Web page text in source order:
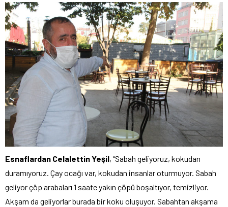
Esnaflardan Celalettin Yeşil, “Sabah geliyoruz, kokudan
duramıyoruz. Çay ocağı var, kokudan insanlar oturmuyor. Sabah
geliyor çöp arabaları 1 saate yakın çöpü boşaltıyor, temizliyor.
Akşam da geliyorlar burada bir koku oluşuyor. Sabahtan akşama